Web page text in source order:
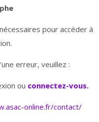
pour accéder à
erreur, veuillez :
ou connectez-vous.
online.fr/contact/